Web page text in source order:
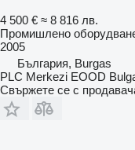
4 500 € ≈ 8 816 лв.
Промишлено
2005
България, Burgas
PLC Merkezi EOOD
Свържете се с